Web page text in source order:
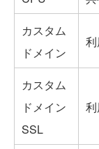
カスタム
ドメイン
カスタム
ドメイン
SSL